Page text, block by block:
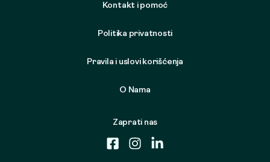
Kontakt i pomoć
Politika privatnosti
Pravila i uslovi korišćenja
O Nama
Zaprati nas